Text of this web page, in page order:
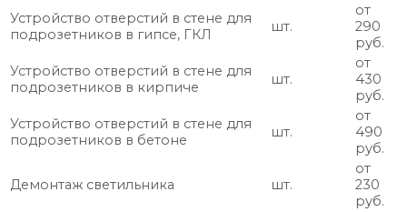
Устройство отверстий в стене для
подрозетников в гипсе, ГКЛ
шт.
от
290
руб.
Устройство отверстий в стене для
подрозетников в кирпиче
шт.
от
430
руб.
Устройство отверстий в стене для
подрозетников в бетоне
шт.
от
490
руб.
Демонтаж светильника шт.
от
230
руб.